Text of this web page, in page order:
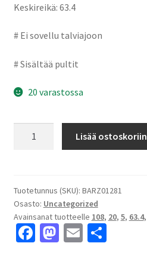
Keskireikä: 63.4
# Ei sovellu talviajoon
# Sisältää pultit
20 varastossa
8.5x20"
5x108
ET40
keskireikä:63.4
Lisää ostoskoriin
Tuotetunnus (SKU): BARZ01281
Osasto: Uncategorized
Avainsanat tuotteelle 108, 20, 5, 63.4,
Fa M E S